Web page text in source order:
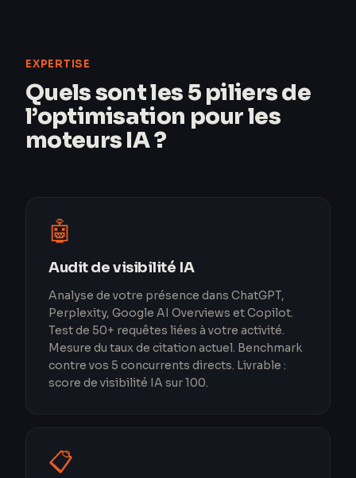
EXPERTISE
Quels sont les 5 piliers de
l’optimisation pour les
moteurs IA ?
🤖
Audit de visibilité IA
Analyse de votre présence dans ChatGPT,
Perplexity, Google AI Overviews et Copilot.
Test de 50+ requêtes liées à votre activité.
Mesure du taux de citation actuel. Benchmark
contre vos 5 concurrents directs. Livrable :
score de visibilité IA sur 100.
📋